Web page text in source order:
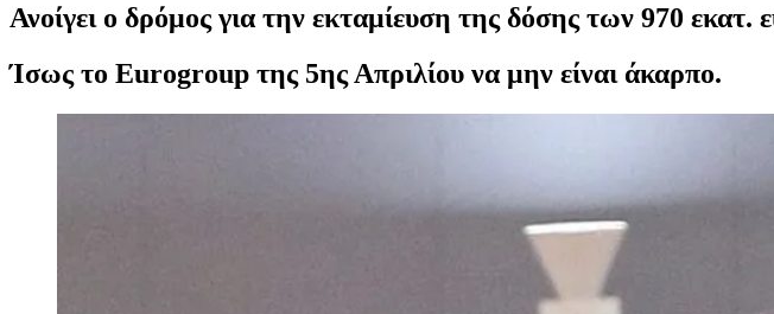
Ανοίγει ο δρόμος για την εκταμίευση της δόσης των 970 εκατ.
Ίσως το Eurogroup της 5ης Απριλίου να μην είναι άκαρπο.